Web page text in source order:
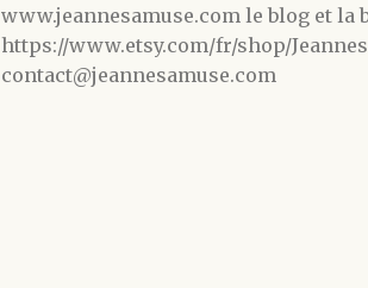
www.jeannesamuse.com le blog et la
https://www.etsy.com/fr/shop/
contact@jeannesamuse.com